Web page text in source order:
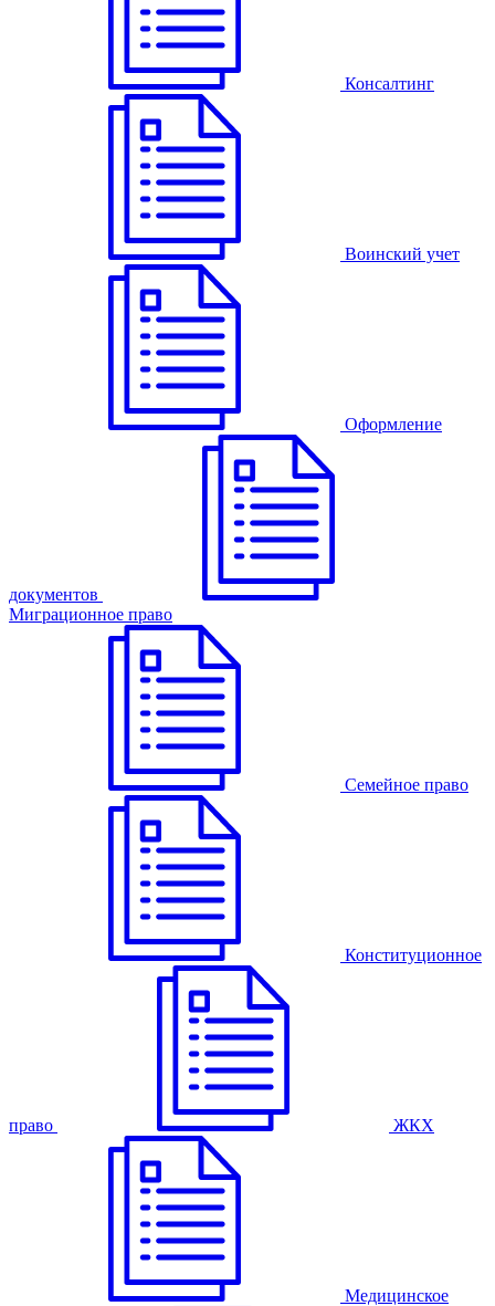
Консалтинг
Воинский учет
Оформление
документов
Миграционное право
Семейное право
Конституционное
право ЖКХ
Медицинское